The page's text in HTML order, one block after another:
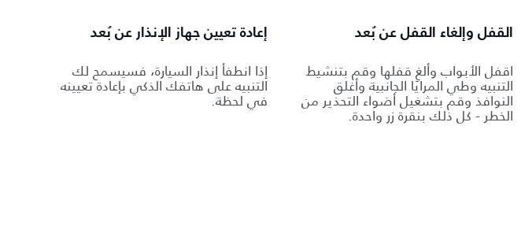
القفل وإلغاء القفل عن بُعد
اقفل الأبواب وألغِ قفلها وقم بتنشيط
التنبيه وطي المرايا الجانبية وأغلق
النوافذ وقم بتشغيل أضواء التحذير من
الخطر - كل ذلك بنقرة زر واحدة.
إعادة تعيين جهاز الإنذار عن بُعد
إذا انطفأ إنذار السيارة، فسيسمح لك
التنبيه على هاتفك الذكي بإعادة تعيينه
في لحظة.